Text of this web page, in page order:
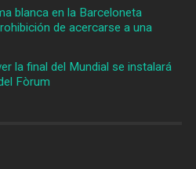
blanca en la Barceloneta
de acercarse a una
la final del Mundial se instalará
Fòrum